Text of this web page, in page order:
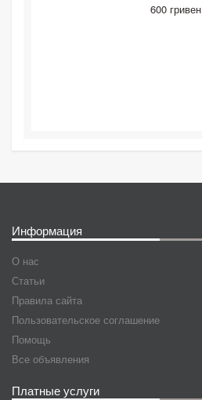
600 гривен
Информация
О нас
Статьи
Правила сайта
Пользовательское соглашение
Помощь
Все объявления
Платные услуги